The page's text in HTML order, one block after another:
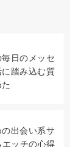
日のメッセ
踏み込む質
出会い系サ
ッチの心得